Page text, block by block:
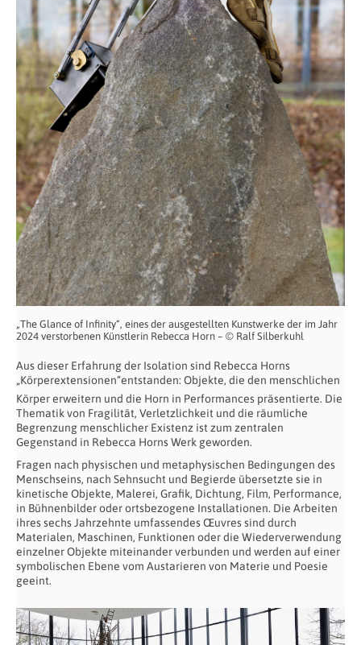
„The Glance of Infinity“, eines der ausgestellten Kunstwerke der im Jahr
2024 verstorbenen Künstlerin Rebecca Horn – © Ralf Silberkuhl
Aus dieser Erfahrung der Isolation sind Rebecca Horns
„Körperextensionen“entstanden: Objekte, die den menschlichen
Körper erweitern und die Horn in Performances präsentierte. Die
Thematik von Fragilität, Verletzlichkeit und die räumliche
Begrenzung menschlicher Existenz ist zum zentralen
Gegenstand in Rebecca Horns Werk geworden.
Fragen nach physischen und metaphysischen Bedingungen des
Menschseins, nach Sehnsucht und Begierde übersetzte sie in
kinetische Objekte, Malerei, Grafik, Dichtung, Film, Performance,
in Bühnenbilder oder ortsbezogene Installationen. Die Arbeiten
ihres sechs Jahrzehnte umfassendes Œuvres sind durch
Materialen, Maschinen, Funktionen oder die Wiederverwendung
einzelner Objekte miteinander verbunden und werden auf einer
symbolischen Ebene vom Austarieren von Materie und Poesie
geeint.